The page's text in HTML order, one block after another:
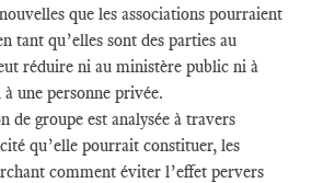
que les associations pourraient
tant qu’elles sont des parties au
réduire ni au ministère public ni à
une personne privée.
de groupe est analysée à travers
qu’elle pourrait constituer, les
comment éviter l’effet pervers